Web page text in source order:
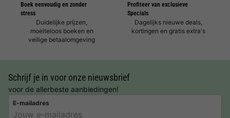
Boek eenvoudig en zonder
stress
Duidelijke prijzen,
moeiteloos boeken en
veilige betaalomgeving
Profiteer van exclusieve
Specials
Dagelijks nieuwe deals,
kortingen en gratis extra's
Schrijf je in voor onze nieuwsbrief
voor de allerbeste aanbiedingen!
E-mailadres